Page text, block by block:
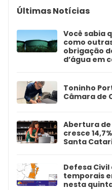
Últimas Notícias
Você sabia
como
obrigação
d’água em
Toninho
Câmara de
Abertura
cresce
Santa
Defesa
temporais
nesta